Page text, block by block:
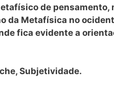
de pensamento,
da Metafísica no
fica evidente a
Subjetividade.